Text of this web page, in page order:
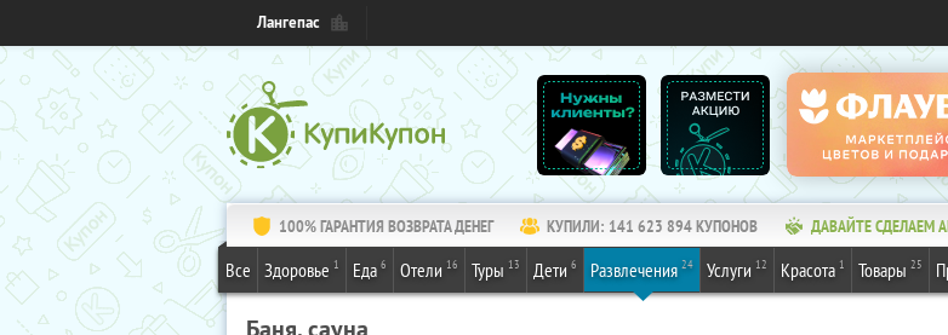
Лангепас
100% ГАРАНТИЯ ВОЗВРАТА ДЕНЕГ КУПИЛИ: 141 623 894КУПОНОВ ДАВАЙТЕ СДЕЛАЕМ
Все Здоровье 1 Еда 6 Отели 16 Туры 13 Дети 6 Развлечения 24 Услуги 12 Красота 1 Товары 25